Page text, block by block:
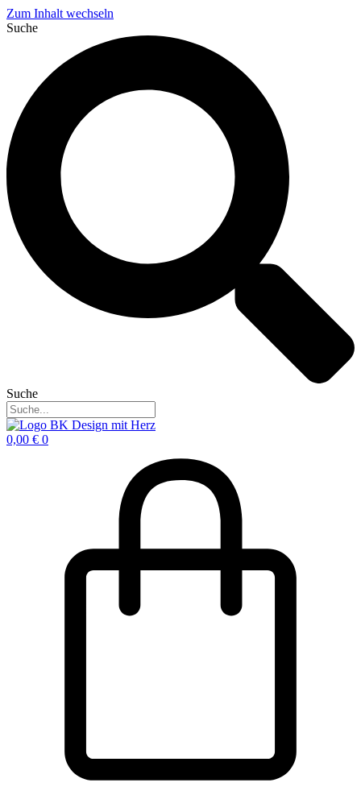
Zum Inhalt wechseln
Suche
Suche
0,00 € 0